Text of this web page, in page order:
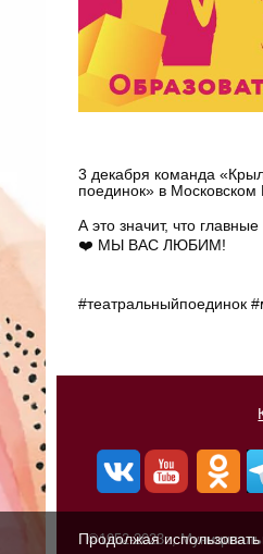
3 декабря команда
поединок» в Московском
А это значит, что
❤️ МЫ ВАС ЛЮБИМ!
#театральныйпоединок
©1952-2023г.,
Продолжая